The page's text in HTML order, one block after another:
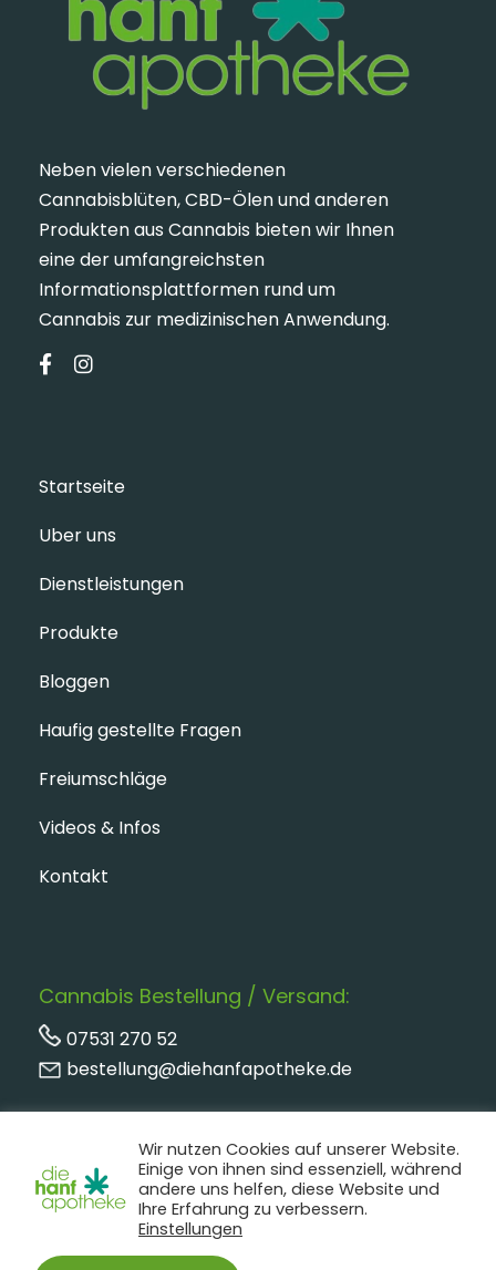
Neben vielen verschiedenen
Cannabisblüten, CBD-Ölen und anderen
Produkten aus Cannabis bieten wir Ihnen
eine der umfangreichsten
Informationsplattformen rund um
Cannabis zur medizinischen Anwendung.
Startseite
Uber uns
Dienstleistungen
Produkte
Bloggen
Haufig gestellte Fragen
Freiumschläge
Videos & Infos
Kontakt
Cannabis Bestellung / Versand:
07531 270 52
bestellung@diehanfapotheke.de
Wir nutzen Cookies auf unserer Website.
Einige von ihnen sind essenziell, während
andere uns helfen, diese Website und
Ihre Erfahrung zu verbessern.
Einstellungen